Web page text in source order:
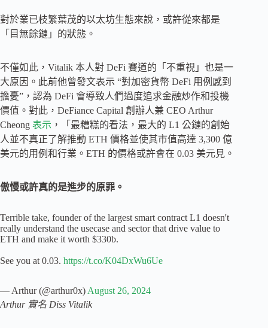
對於業已枝繁葉茂的以太坊生態來說，或許從來都是
「目無餘鏈」的狀態。
不僅如此，Vitalik 本人對 DeFi 賽道的「不重視」也是一
大原因。此前他曾發文表示 “對加密貨幣 DeFi 用例感到
擔憂”，認為 DeFi 會導致人們過度追求金融炒作和投機
價值。對此，DeFiance Capital 創辦人兼 CEO Arthur
Cheong 表示 ，「最糟糕的看法，最大的 L1 公鏈的創始
人並不真正了解推動 ETH 價格並使其市值高達 3,300 億
美元的用例和行業。ETH 的價格或許會在 0.03 美元見。
傲慢或許真的是進步的原罪。
Terrible take, founder of the largest smart contract L1 doesn't
really understand the usecase and sector that drive value to
ETH and make it worth $330b.
See you at 0.03. https://t.co/K04DxWu6Ue
— Arthur (@arthur0x) August 26, 2024
Arthur 實名 Diss Vitalik